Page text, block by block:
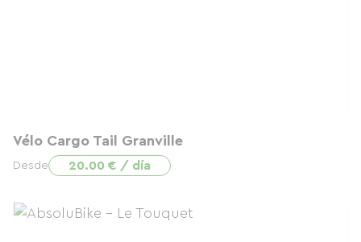
Vélo Cargo Tail Granville
Desde 20.00 € / día